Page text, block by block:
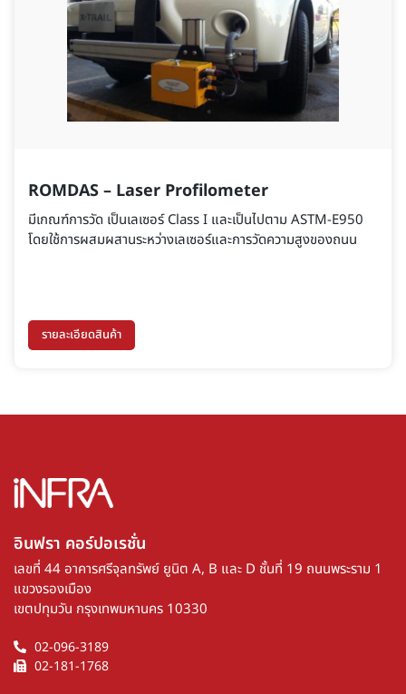
ROMDAS – Laser Profilometer
มีเกณฑ์การวัด เป็นเลเซอร์ Class I และเป็นไปตาม ASTM-E950
โดยใช้การผสมผสานระหว่างเลเซอร์และการวัดความสูงของถนน
รายละเอียดสินค้า
อินฟรา คอร์ปอเรชั่น​
เลขที่ 44 อาคารศรีจุลทรัพย์ ยูนิต A, B และ D ชั้นที่ 19 ถนนพระราม 1
แขวงรองเมือง
เขตปทุมวัน กรุงเทพมหานคร 10330
02-096-3189
02-181-1768